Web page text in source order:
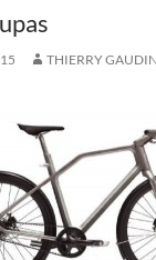
THIERRY GAUDIN